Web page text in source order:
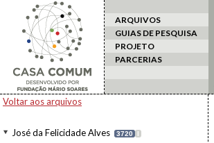
ARQUIVOS
GUIAS DE PESQUISA
PROJETO
PARCERIAS
Voltar aos arquivos
José da Felicidade Alves 3720 I